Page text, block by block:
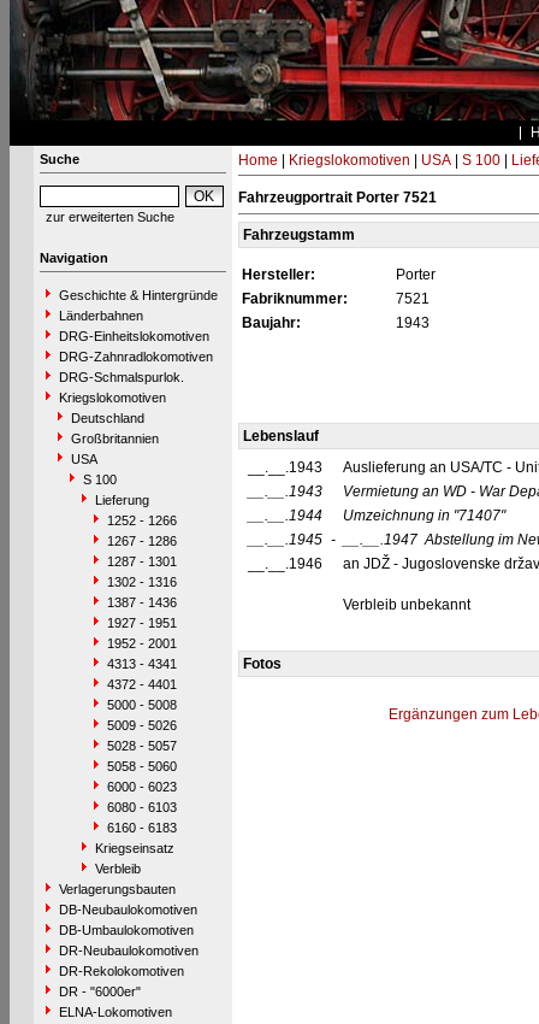
Suche
zur erweiterten Suche
Navigation
Geschichte & Hintergründe
Länderbahnen
DRG-Einheitslokomotiven
DRG-Zahnradlokomotiven
DRG-Schmalspurlok.
Kriegslokomotiven
Deutschland
Großbritannien
USA
S 100
Lieferung
1252 - 1266
1267 - 1286
1287 - 1301
1302 - 1316
1387 - 1436
1927 - 1951
1952 - 2001
4313 - 4341
4372 - 4401
5000 - 5008
5009 - 5026
5028 - 5057
5058 - 5060
6000 - 6023
6080 - 6103
6160 - 6183
Kriegseinsatz
Verbleib
Verlagerungsbauten
DB-Neubaulokomotiven
DB-Umbaulokomotiven
DR-Neubaulokomotiven
DR-Rekolokomotiven
DR - "6000er"
ELNA-Lokomotiven
Home Kriegslokomotiven USA| S 100|
Fahrzeugportrait Porter 7521
Fahrzeugstamm
Hersteller:
Porter
Fabriknummer:
7521
Baujahr:
1943
Lebenslauf
__.__.1943
Auslieferung an USA/TC -
__.__.1943
Vermietung an WD - War
__.__.1944
Umzeichnung in "71407"
__.__.1945 - __.__.1947 Abstellung im
__.__.1946
an JDŽ - Jugoslovenske
Verbleib unbekannt
Fotos
Ergänzungen zum